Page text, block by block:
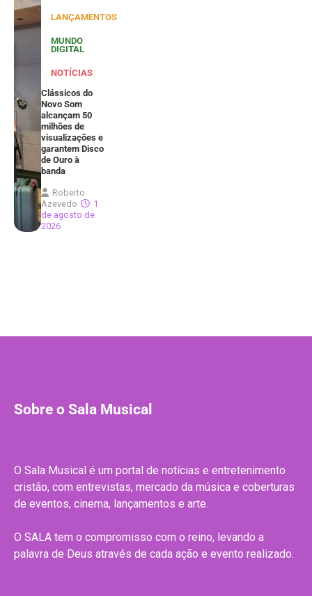
LANÇAMENTOS
MUNDO
DIGITAL
NOTÍCIAS
Clássicos do
Novo Som
alcançam 50
milhões de
visualizações e
garantem Disco
de Ouro à
banda
Roberto
Azevedo
1
de agosto de
2026
Sobre o Sala Musical
O Sala Musical é um portal de notícias e entretenimento
cristão, com entrevistas, mercado da música e coberturas
de eventos, cinema, lançamentos e arte.
O SALA tem o compromisso com o reino, levando a
palavra de Deus através de cada ação e evento realizado.